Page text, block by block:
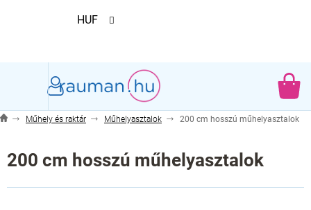
HUF
Műhely és raktár Műhelyasztalok 200 cm hosszú műhelyasztalok
200 cm hosszú műhelyasztalok